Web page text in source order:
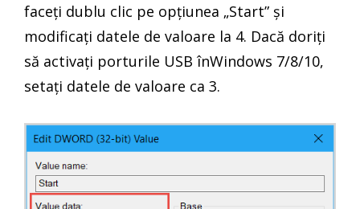
faceți dublu clic pe opțiunea „Start” și
modificați datele de valoare la 4. Dacă doriți
să activați porturile USB înWindows 7/8/10,
setați datele de valoare ca 3.